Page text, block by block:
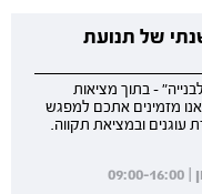
של תנועת
- בתוך מציאות
מזמינים אתכם למפגש
עוגנים ובמציאת תקווה.